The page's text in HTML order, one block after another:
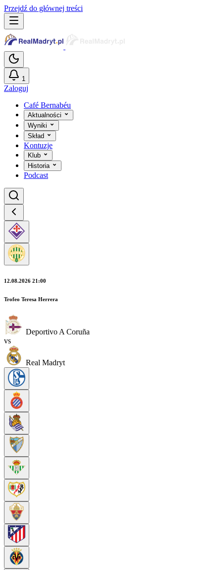
Przejdź do głównej treści
1
Zaloguj
Café Bernabéu
Aktualności
Wyniki
Skład
Kontuzje
Klub
Historia
Podcast
12.08.2026 21:00
Trofeo Teresa Herrera
Deportivo A Coruña
vs
Real Madryt